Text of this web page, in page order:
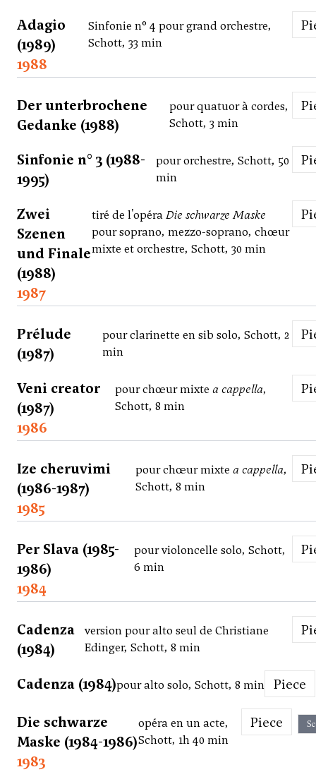
Adagio
(1989)
Sinfonie n° 4 pour grand orchestre,
Schott, 33 min
1988
Der unterbrochene
Gedanke (1988)
pour quatuor à cordes,
Schott, 3 min
Sinfonie n° 3 (1988-
1995)
pour orchestre, Schott, 50
min
Zwei
Szenen
und Finale
(1988)
tiré de l'opéraDie schwarze Maske
pour soprano, mezzo-soprano, chœur
mixte et orchestre, Schott, 30 min
1987
Prélude
(1987)
pour clarinette en sib solo, Schott, 2
min
Veni creator
(1987)
pour chœur mixte a cappella,
Schott, 8 min
1986
Ize cheruvimi
(1986-1987)
pour chœur mixtea cappella,
Schott, 8 min
1985
Per Slava (1985-
1986)
pour violoncelle solo, Schott,
6 min
1984
Cadenza
(1984)
version pour alto seul de Christiane
Edinger, Schott, 8 min
Cadenza (1984)pour alto solo, Schott, 8 min Piece
Die schwarze
Maske (1984-1986)
opéra en un acte,
Schott, 1h 40 min
Piece
1983